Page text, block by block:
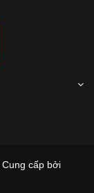
Cung cấp bởi